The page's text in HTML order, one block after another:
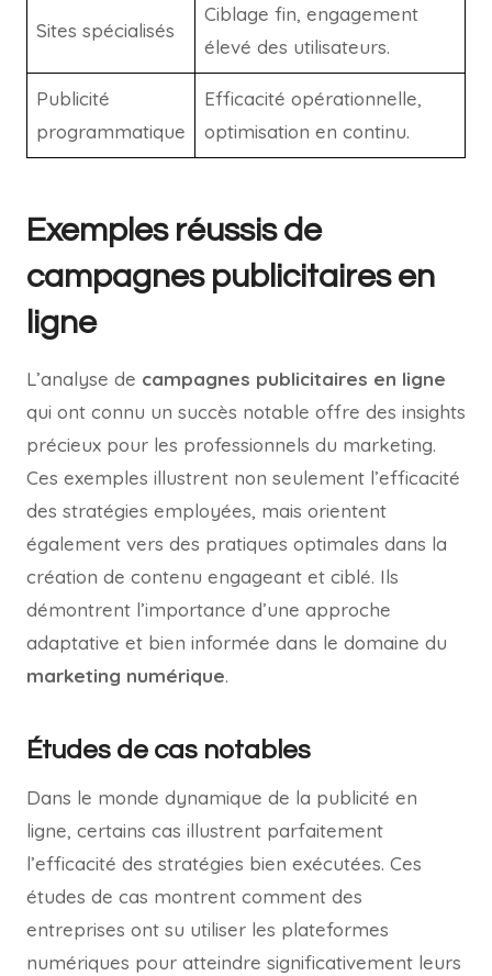
Sites spécialisés
Ciblage fin, engagement
élevé des utilisateurs.
Publicité
programmatique
Efficacité opérationnelle,
optimisation en continu.
Exemples réussis de
campagnes publicitaires en
ligne
L’analyse de campagnes publicitaires en ligne
qui ont connu un succès notable offre des insights
précieux pour les professionnels du marketing.
Ces exemples illustrent non seulement l’efficacité
des stratégies employées, mais orientent
également vers des pratiques optimales dans la
création de contenu engageant et ciblé. Ils
démontrent l’importance d’une approche
adaptative et bien informée dans le domaine du
marketing numérique.
Études de cas notables
Dans le monde dynamique de la publicité en
ligne, certains cas illustrent parfaitement
l’efficacité des stratégies bien exécutées. Ces
études de cas montrent comment des
entreprises ont su utiliser les plateformes
numériques pour atteindre significativement leurs